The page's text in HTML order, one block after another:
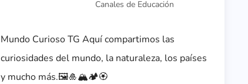
Canales de Educación
Mundo Curioso TG Aquí compartimos las
curiosidades del mundo, la naturaleza, los países
y mucho más.🖼️🎍🏔️🏕️🏵️